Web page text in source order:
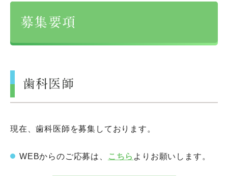
募集要項
歯科医師
現在、歯科医師を募集しております。
WEBからのご応募は、 こちら よりお願いします。